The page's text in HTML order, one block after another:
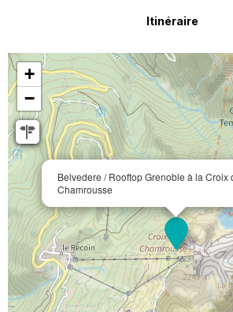
Itinéraire
Belvedere / Rooftop Grenoble à la Croix
Chamrousse
+
−